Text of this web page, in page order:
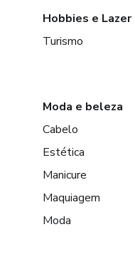
Hobbies e Lazer
Turismo
Moda e beleza
Cabelo
Estética
Manicure
Maquiagem
Moda